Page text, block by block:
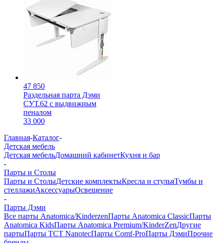
47 850
Раздельная парта Дэми
СУТ.62 с выдвижным
пеналом
33 000
Главная-Каталог-
Детская мебель
Детская мебельДомашний кабинетКухня и бар
-
Парты и Столы
Парты и СтолыДетские комплектыКресла и стульяТумбы и
стеллажиАксессуарыОсвещение
-
Парты Дэми
Все парты Anatomica/KinderzenПарты Anatomica ClassicПарты
Anatomica KidsПарты Anatomica Premium/KinderZenДругие
партыПарты TCT NanotecПарты Comf-ProПарты ДэмиПрочие